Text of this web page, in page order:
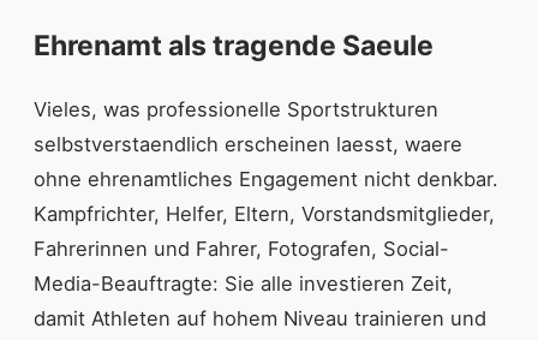
Ehrenamt als tragende Saeule
Vieles, was professionelle Sportstrukturen
selbstverstaendlich erscheinen laesst, waere
ohne ehrenamtliches Engagement nicht denkbar.
Kampfrichter, Helfer, Eltern, Vorstandsmitglieder,
Fahrerinnen und Fahrer, Fotografen, Social-
Media-Beauftragte: Sie alle investieren Zeit,
damit Athleten auf hohem Niveau trainieren und